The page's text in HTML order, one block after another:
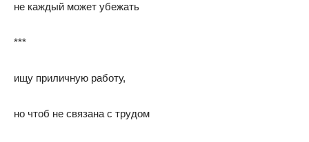
не каждый может убежать
***
ищу приличную работу,
но чтоб не связана с трудом